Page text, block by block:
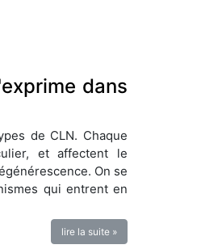
dans
de CLN. Chaque
et affectent le
On se
qui entrent en
lire la suite »